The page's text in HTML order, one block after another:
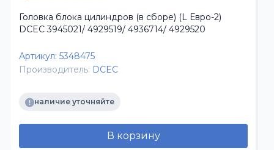
Головка блока цилиндров (в сборе) (L Евро-2)
DCEC 3945021/ 4929519/ 4936714/ 4929520
Артикул: 5348475
Производитель: DCEC
наличие уточняйте
В корзину